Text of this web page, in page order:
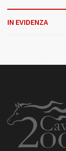
IN EVIDENZA